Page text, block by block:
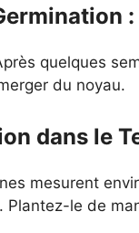
:
quelques
du noyau.
dans le
mesurent
Plantez-le de